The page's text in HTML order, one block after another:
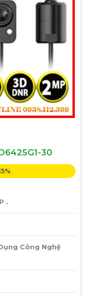
30
.
Công Nghệ